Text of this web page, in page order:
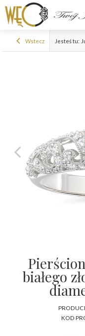
Wstecz Jesteś tu:
białego
KOD